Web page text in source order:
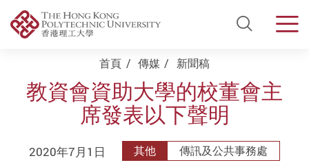
Open
Start main content首頁 傳媒 新聞稿
教資會資助大學的校董會主
席發表以下聲明
2020年7月1日 其他 傳訊及公共事務處